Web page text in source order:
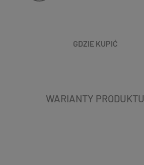
GDZIE KUPIĆ
WARIANTY PRODUKTU